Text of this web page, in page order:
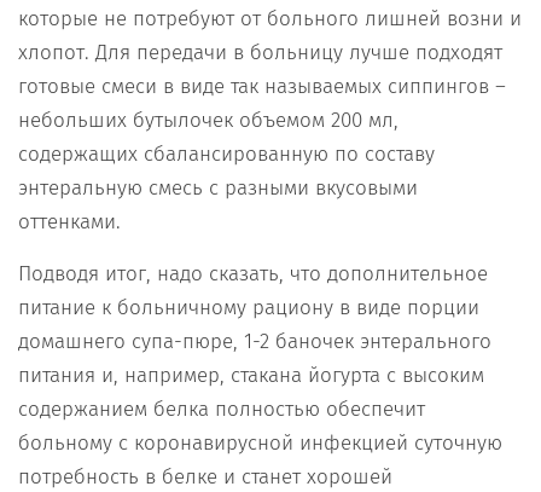
которые не потребуют от больного лишней возни и
хлопот. Для передачи в больницу лучше подходят
готовые смеси в виде так называемых сиппингов –
небольших бутылочек объемом 200 мл,
содержащих сбалансированную по составу
энтеральную смесь с разными вкусовыми
оттенками.
Подводя итог, надо сказать, что дополнительное
питание к больничному рациону в виде порции
домашнего супа-пюре, 1-2 баночек энтерального
питания и, например, стакана йогурта с высоким
содержанием белка полностью обеспечит
больному с коронавирусной инфекцией суточную
потребность в белке и станет хорошей